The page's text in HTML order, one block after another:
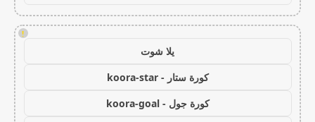
!
يلا شوت
كورة ستار - koora-star
كورة جول - koora-goal